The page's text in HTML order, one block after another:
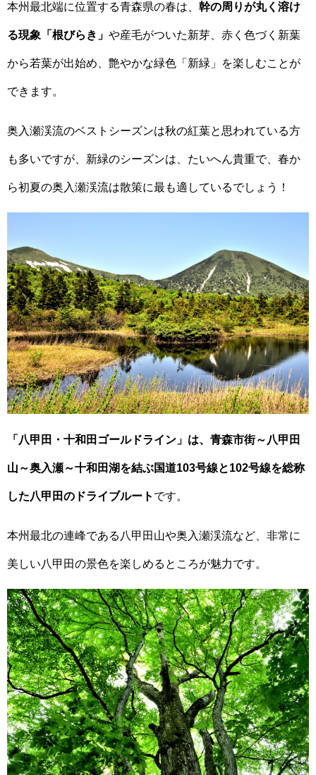
本州最北端に位置する青森県の春は、 幹の周りが丸く溶け
る現象「根びらき」 や産毛がついた新芽、赤く色づく新葉
から若葉が出始め、艶やかな緑色「新緑」を楽しむことが
できます。
奥入瀬渓流のベストシーズンは秋の紅葉と思われている方
も多いですが、新緑のシーズンは、たいへん貴重で、春か
ら初夏の奥入瀬渓流は散策に最も適しているでしょう！
「八甲田・十和田ゴールドライン」は、青森市街～八甲田
山～奥入瀬～十和田湖を結ぶ国道103号線と102号線を総称
した八甲田のドライブルート です。
本州最北の連峰である八甲田山や奥入瀬渓流など、非常に
美しい八甲田の景色を楽しめるところが魅力です。